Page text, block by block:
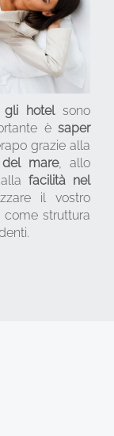
gli hotelsono
è saper
grazie alla
mare, allo
facilità nel
il vostro
come struttura